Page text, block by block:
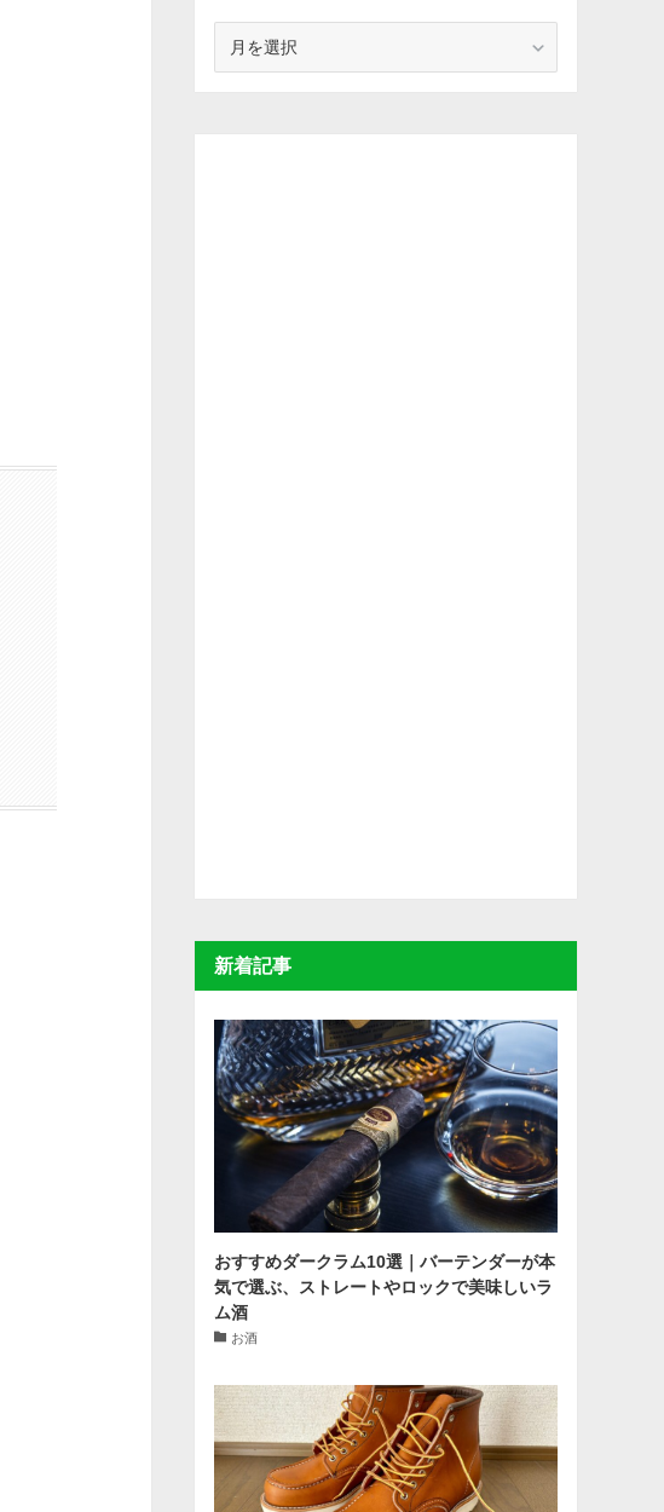
新着記事
おすすめダークラム10選｜バーテンダーが本
気で選ぶ、ストレートやロックで美味しいラ
ム酒
お酒